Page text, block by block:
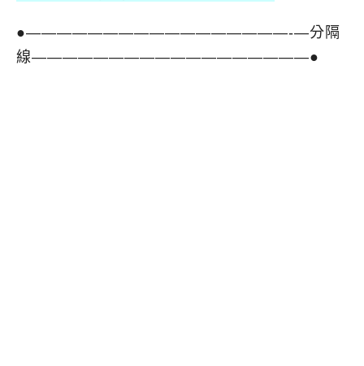
●—————————————————-—分隔
線——————————————————●